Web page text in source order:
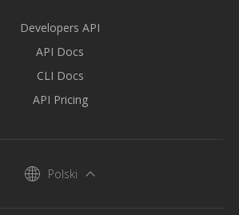
Developers API
API Docs
CLI Docs
API Pricing
Polski